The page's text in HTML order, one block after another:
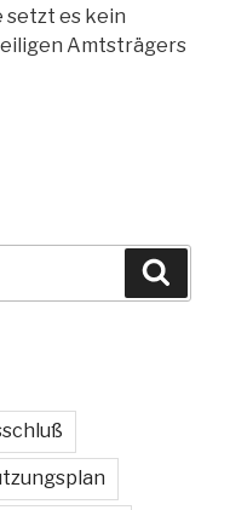
setzt es kein
Amtsträgers